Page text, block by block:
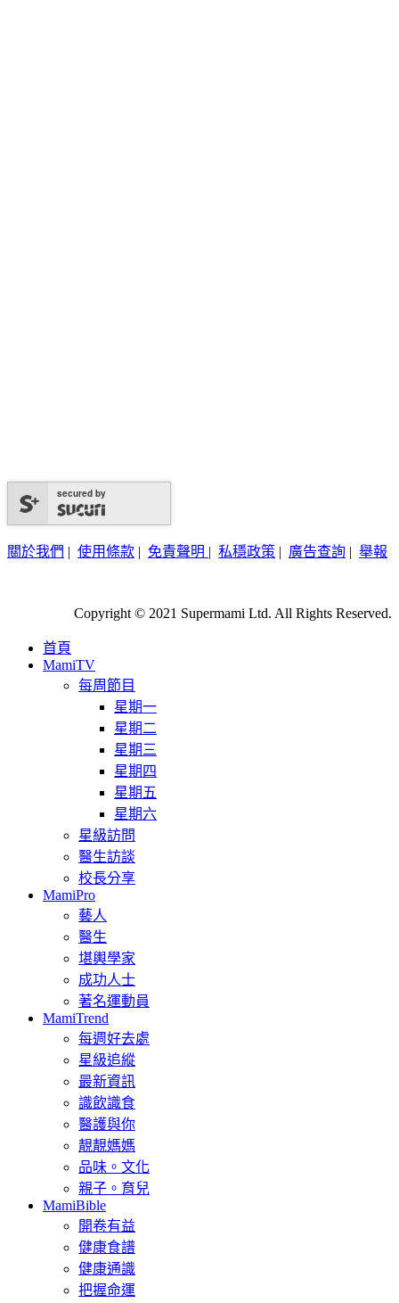
secured by
關於我們 | 使用條款 | 免責聲明 | 私穩政策 | 廣告查詢 | 舉報
Copyright © 2021 Supermami Ltd. All Rights Reserved.
首頁
MamiTV
每周節目
星期一
星期二
星期三
星期四
星期五
星期六
星級訪問
醫生訪談
校長分享
MamiPro
藝人
醫生
堪輿學家
成功人士
著名運動員
MamiTrend
每週好去處
星級追縱
最新資訊
識飲識食
醫護與你
靚靚媽媽
品味。文化
親子。育兒
MamiBible
開卷有益
健康食譜
健康通識
把握命運